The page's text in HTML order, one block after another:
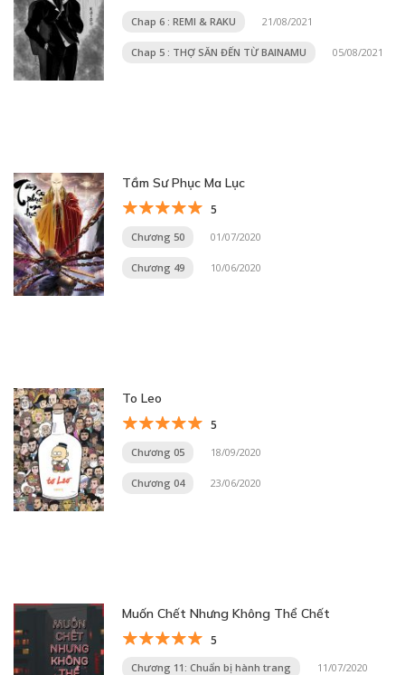
Chap 6 : REMI & RAKU 21/08/2021
Chap 5 : THỢ SĂN ĐẾN TỪ BAINAMU 05/08/2021
Tầm Sư Phục Ma Lục
5
Chương 50 01/07/2020
Chương 49 10/06/2020
To Leo
5
Chương 05 18/09/2020
Chương 04 23/06/2020
Muốn Chết Nhưng Không Thể Chết
5
Chương 11: Chuẩn bị hành trang 11/07/2020